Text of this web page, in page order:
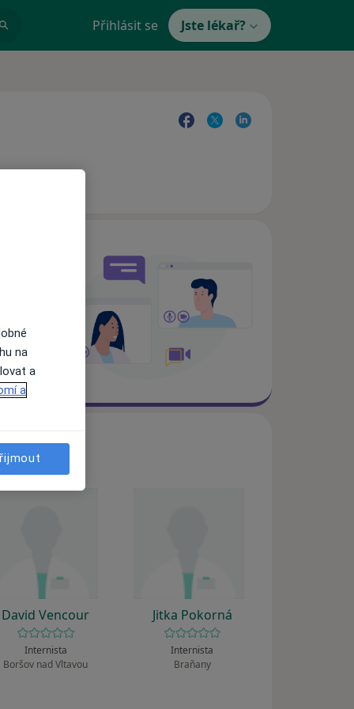
Přihlásit se Jste lékař?
David Vencour
Internista
Boršov nad Vltavou
Jitka Pokorná
Internista
Braňany
na
a
a